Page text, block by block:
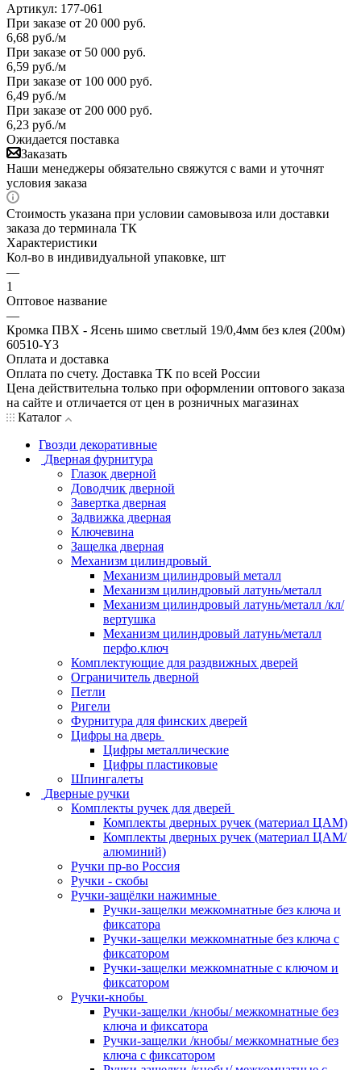
Артикул: 177-061
При заказе от 20 000 руб.
6,68 руб./м
При заказе от 50 000 руб.
6,59 руб./м
При заказе от 100 000 руб.
6,49 руб./м
При заказе от 200 000 руб.
6,23 руб./м
Ожидается поставка
Заказать
Наши менеджеры обязательно свяжутся с вами и уточнят
условия заказа
Стоимость указана при условии самовывоза или доставки
заказа до терминала ТК
Характеристики
Кол-во в индивидуальной упаковке, шт
—
1
Оптовое название
—
Кромка ПВХ - Ясень шимо светлый 19/0,4мм без клея (200м)
60510-Y3
Оплата и доставка
Оплата по счету. Доставка ТК по всей России
Цена действительна только при оформлении оптового заказа
на сайте и отличается от цен в розничных магазинах
Каталог
Гвозди декоративные
Дверная фурнитура
Глазок дверной
Доводчик дверной
Завертка дверная
Задвижка дверная
Ключевина
Защелка дверная
Механизм цилиндровый
Механизм цилиндровый металл
Механизм цилиндровый латунь/металл
Механизм цилиндровый латунь/металл /кл/
вертушка
Механизм цилиндровый латунь/металл
перфо.ключ
Комплектующие для раздвижных дверей
Ограничитель дверной
Петли
Ригели
Фурнитура для финских дверей
Цифры на дверь
Цифры металлические
Цифры пластиковые
Шпингалеты
Дверные ручки
Комплекты ручек для дверей
Комплекты дверных ручек (материал ЦАМ)
Комплекты дверных ручек (материал ЦАМ/
алюминий)
Ручки пр-во Россия
Ручки - скобы
Ручки-защёлки нажимные
Ручки-защелки межкомнатные без ключа и
фиксатора
Ручки-защелки межкомнатные без ключа с
фиксатором
Ручки-защелки межкомнатные с ключом и
фиксатором
Ручки-кнобы
Ручки-защелки /кнобы/ межкомнатные без
ключа и фиксатора
Ручки-защелки /кнобы/ межкомнатные без
ключа с фиксатором